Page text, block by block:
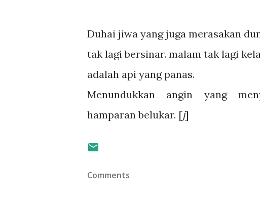
Duhai jiwa yang juga merasakan
tak lagi bersinar. malam tak lagi
adalah api yang panas.
Menundukkan angin yang
hamparan belukar. [j]
Comments